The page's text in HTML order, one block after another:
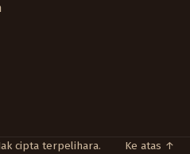
cipta terpelihara. Ke atas ↑